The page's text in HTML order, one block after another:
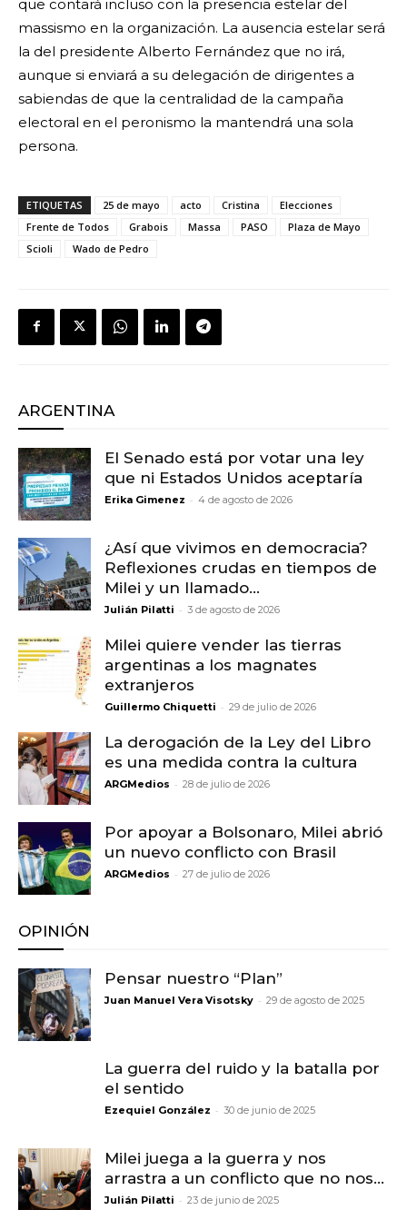
que contará incluso con la presencia estelar del
massismo en la organización. La ausencia estelar será
la del presidente Alberto Fernández que no irá,
aunque si enviará a su delegación de dirigentes a
sabiendas de que la centralidad de la campaña
electoral en el peronismo la mantendrá una sola
persona.
ETIQUETAS 25 de mayo acto Cristina
Elecciones
Frente de Todos
Grabois Massa PASO
Plaza de Mayo
Scioli
Wado de Pedro
ARGENTINA
El Senado está por votar una ley
que ni Estados Unidos aceptaría
Erika Gimenez - 4 de agosto de 2026
¿Así que vivimos en democracia?
Reflexiones crudas en tiempos de
Milei y un llamado...
Julián Pilatti - 3 de agosto de 2026
Milei quiere vender las tierras
argentinas a los magnates
extranjeros
Guillermo Chiquetti - 29 de julio de 2026
La derogación de la Ley del Libro
es una medida contra la cultura
ARGMedios - 28 de julio de 2026
Por apoyar a Bolsonaro, Milei abrió
un nuevo conflicto con Brasil
ARGMedios - 27 de julio de 2026
OPINIÓN
Pensar nuestro “Plan”
Juan Manuel Vera Visotsky - 29 de agosto de 2025
La guerra del ruido y la batalla por
el sentido
Ezequiel González - 30 de junio de 2025
Milei juega a la guerra y nos
arrastra a un conflicto que no nos...
Julián Pilatti - 23 de junio de 2025